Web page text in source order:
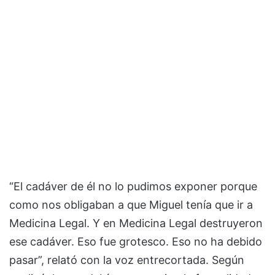
“El cadáver de él no lo pudimos exponer porque
como nos obligaban a que Miguel tenía que ir a
Medicina Legal. Y en Medicina Legal destruyeron
ese cadáver. Eso fue grotesco. Eso no ha debido
pasar”, relató con la voz entrecortada. Según